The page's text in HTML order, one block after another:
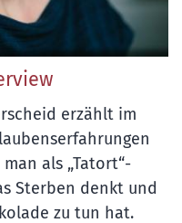
erzählt im
als „Tatort“-
Sterben denkt und
zu tun hat.